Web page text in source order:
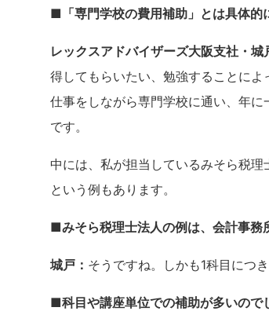
■「専門学校の費用補助」とは具体的
レックスアドバイザーズ大阪支社・城
得してもらいたい、勉強することに
仕事をしながら専門学校に通い、年
です。
中には、私が担当しているみそら税
という例もあります。
■みそら税理士法人の例は、会計事務
城戸： そうですね。しかも1科目につ
■科目や講座単位での補助が多いので